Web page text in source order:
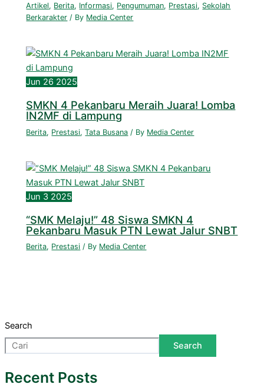
Artikel, Berita, Informasi, Pengumuman, Prestasi, Sekolah
Berkarakter / By Media Center
Jun 26 2025
SMKN 4 Pekanbaru Meraih Juara! Lomba
IN2MF di Lampung
Berita, Prestasi,Tata Busana / By Media Center
Jun 3 2025
“SMK Melaju!” 48 Siswa SMKN 4
Pekanbaru Masuk PTN Lewat Jalur SNBT
Berita, Prestasi / By Media Center
Search
Search
Recent Posts